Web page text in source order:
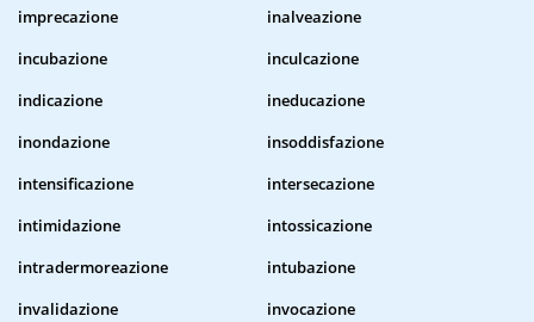
imprecazione
inalveazione
incubazione
inculcazione
indicazione
ineducazione
inondazione
insoddisfazione
intensificazione
intersecazione
intimidazione
intossicazione
intradermoreazione
intubazione
invalidazione
invocazione